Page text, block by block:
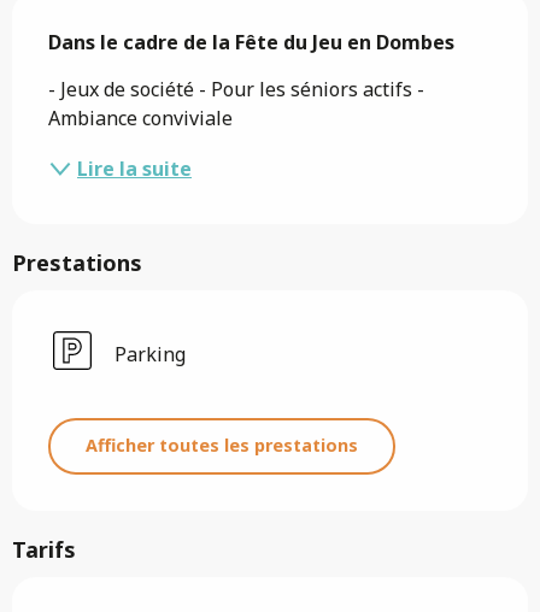
Dans le cadre de la Fête du Jeu en Dombes
- Jeux de société - Pour les séniors actifs -
Ambiance conviviale
Lire la suite
Prestations
Parking
Afficher toutes les prestations
Tarifs